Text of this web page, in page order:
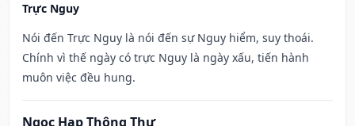
Trực Nguy
Nói đến Trực Nguy là nói đến sự Nguy hiểm, suy thoái.
Chính vì thế ngày có trực Nguy là ngày xấu, tiến hành
muôn việc đều hung.
Ngọc Hạp Thông Thư